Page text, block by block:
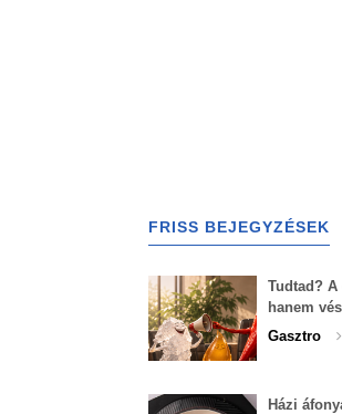
FRISS BEJEGYZÉSEK
Tudtad?
hanem
Gasztro
Házi